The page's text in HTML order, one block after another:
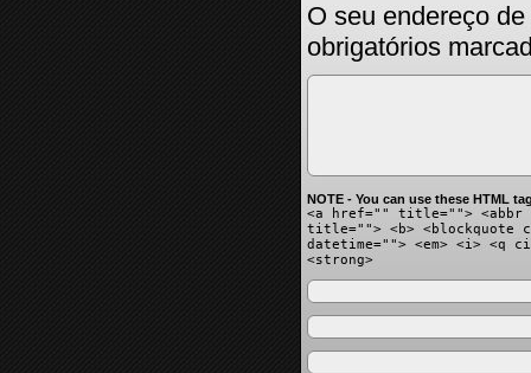
O seu endereço
obrigatórios
NOTE - You can use these HTML
<a href="" title=""> <abbr
title=""> <b> <blockquote
datetime=""> <em> <i> <q
<strong>